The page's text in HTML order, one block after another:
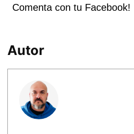
Comenta con tu Facebook!
Autor